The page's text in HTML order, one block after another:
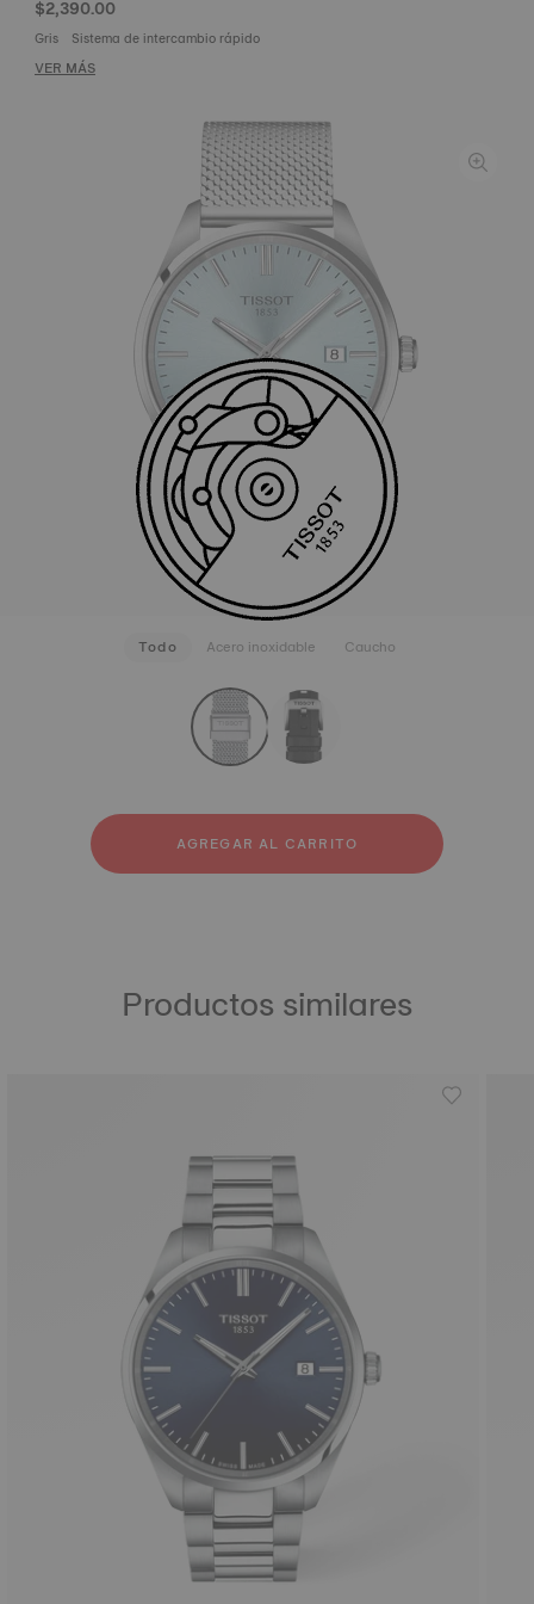
$2,390.00
Gris Sistema de intercambio rápido
VER MÁS
Todo Acero inoxidable Caucho
strapConfigurator
Acero inoxidable
Caucho
AGREGAR AL CARRITO
Productos similares